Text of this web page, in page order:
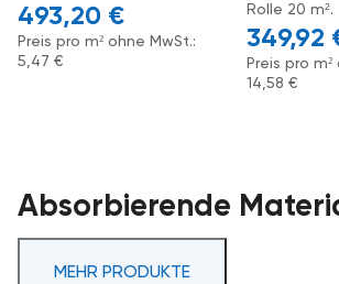
493,20 €
Preis pro m² ohne MwSt.:
5,47 €
Rolle 20 m².
349,92
Preis pro
14,58 €
Absorbierende
MEHR PRODUKTE